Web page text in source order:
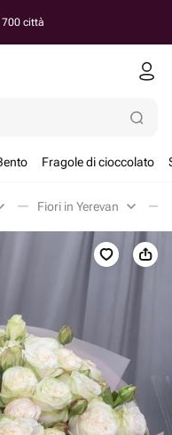
città
Fragole di cioccolato
Fiori in Yerevan